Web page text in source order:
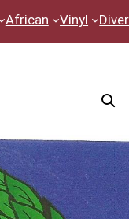
African Vinyl